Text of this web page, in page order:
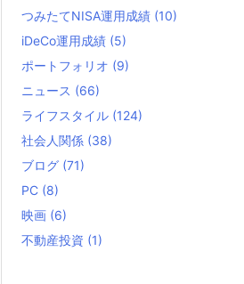
つみたてNISA運用成績 (10)
iDeCo運用成績 (5)
ポートフォリオ (9)
ニュース (66)
ライフスタイル (124)
社会人関係 (38)
ブログ (71)
PC (8)
映画 (6)
不動産投資 (1)